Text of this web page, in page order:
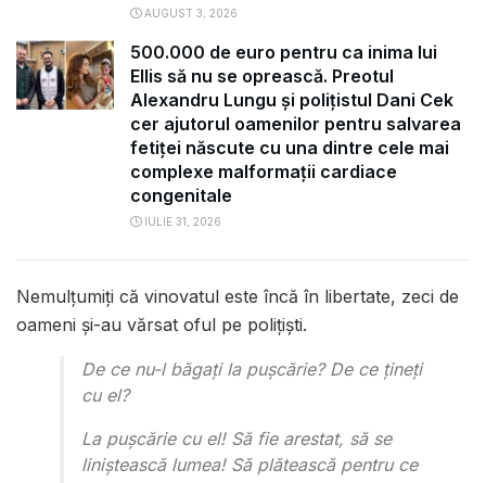
AUGUST 3, 2026
500.000 de euro pentru ca inima lui
Ellis să nu se oprească. Preotul
Alexandru Lungu și polițistul Dani Cek
cer ajutorul oamenilor pentru salvarea
fetiței născute cu una dintre cele mai
complexe malformații cardiace
congenitale
IULIE 31, 2026
Nemulţumiţi că vinovatul este încă în libertate, zeci de
oameni şi-au vărsat oful pe poliţişti.
De ce nu-l băgaţi la puşcărie? De ce ţineţi
cu el?
La puşcărie cu el! Să fie arestat, să se
liniştească lumea! Să plătească pentru ce